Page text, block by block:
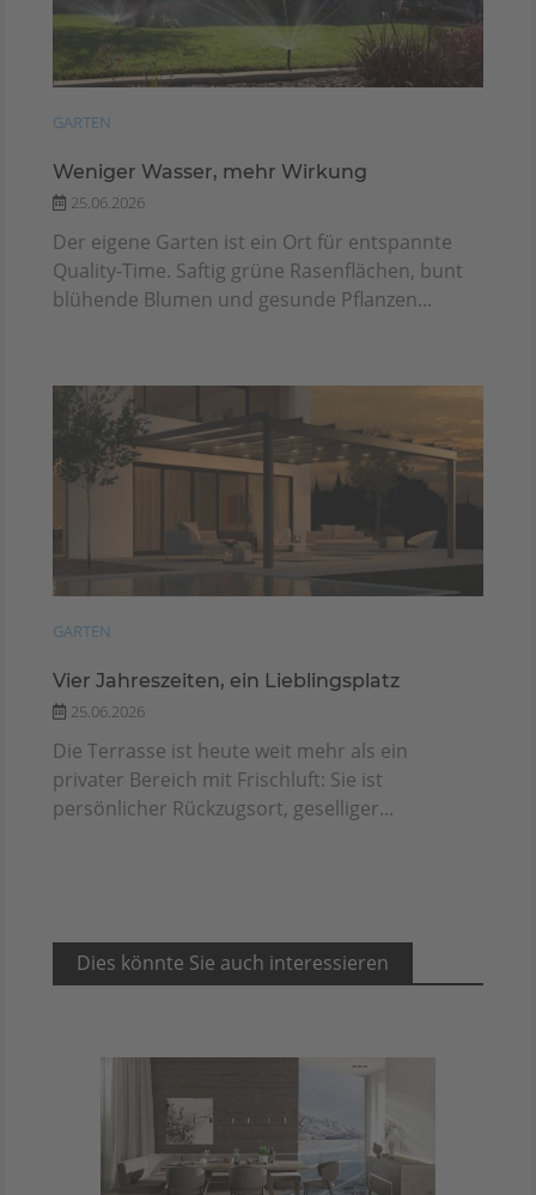
GARTEN
Weniger Wasser, mehr Wirkung
25.06.2026
Der eigene Garten ist ein Ort für entspannte
Quality-Time. Saftig grüne Rasenflächen, bunt
blühende Blumen und gesunde Pflanzen...
GARTEN
Vier Jahreszeiten, ein Lieblingsplatz
25.06.2026
Die Terrasse ist heute weit mehr als ein
privater Bereich mit Frischluft: Sie ist
persönlicher Rückzugsort, geselliger...
Dies könnte Sie auch interessieren